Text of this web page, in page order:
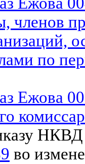
членов
по
Ежова
во